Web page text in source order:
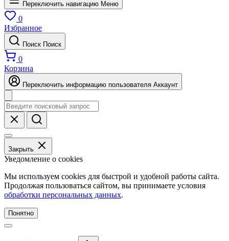
Переключить навигацию Меню
0
Избранное
Поиск Поиск
0
Корзина
Переключить информацию пользователя Аккаунт
Закрыть
Уведомление о cookies
Мы используем cookies для быстрой и удобной работы сайта.
Продолжая пользоваться сайтом, вы принимаете условия
обработки персональных данных.
Понятно